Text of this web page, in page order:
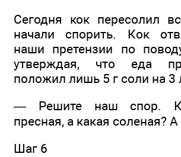
Сегодня кок пересолил
начали спорить. Кок
наши претензии по
утверждая, что еда
положил лишь 5 г соли на 3
— Решите наш спор.
пресная, а какая соленая?
Шаг 6